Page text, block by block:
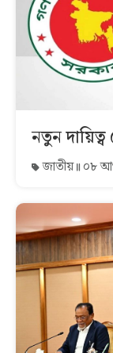
নতুন দায়িত্ব
জাতীয় ০৮